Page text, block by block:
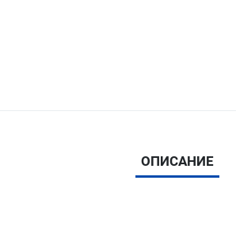
ОПИСАНИЕ